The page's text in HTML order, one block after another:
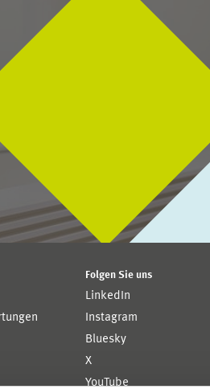
Folgen Sie uns
LinkedIn
Instagram
Bluesky
X
YouTube